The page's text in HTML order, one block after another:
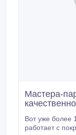
Мастера-
Вот уже более
работает с